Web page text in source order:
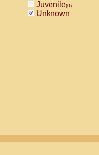
Juvenile(0)
Unknown